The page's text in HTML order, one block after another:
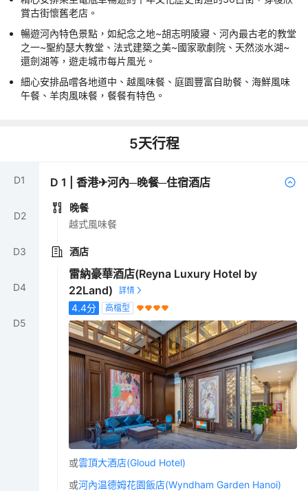
賞古街懷舊老店。
暢遊河內特色景點，如紀念之地~胡志明陵寢、河內最古老的教堂
之一~聖約瑟大教堂、法式建築之美~國家歌劇院、天然淡水湖~
還劍湖等，遊走城市每片風光。
細心安排品嚐各地道中、越風味餐、庭園豐富自助餐、海鮮風味
午餐、羊肉風味餐，餐餐有特色。
5天行程
D1
D2
D3
D4
D5
D1 |香港✈河內─晚餐─住宿酒店
晚餐
越式風味餐
酒店
雷納豪華酒店(Reyna Luxury Hotel by
22Land)
4.4分 高檔型
或雲頂大酒店(Gloud Hotel)
或河內温德姆花園飯店(Wyndham Garden Hanoi)